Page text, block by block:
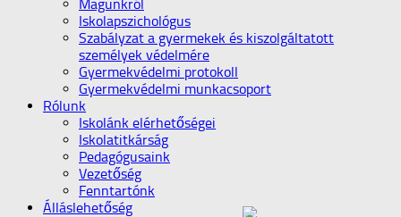
Magunkról
Iskolapszichológus
Szabályzat a gyermekek és kiszolgáltatott
személyek védelmére
Gyermekvédelmi protokoll
Gyermekvédelmi munkacsoport
Rólunk
Iskolánk elérhetőségei
Iskolatitkárság
Pedagógusaink
Vezetőség
Fenntartónk
Álláslehetőség